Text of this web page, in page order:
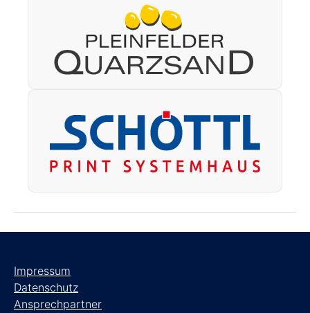
Impressum
Datenschutz
Ansprechpartner